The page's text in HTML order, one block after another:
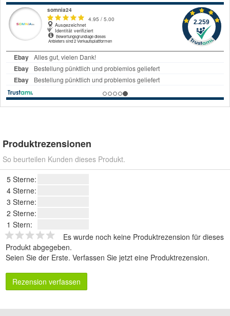
Produktrezensionen
So beurteilen Kunden dieses Produkt.
5 Sterne:
4 Sterne:
3 Sterne:
2 Sterne:
1 Stern:
Es wurde noch keine Produktrezension für dieses
Produkt abgegeben.
Seien Sie der Erste. Verfassen Sie jetzt eine Produktrezension.
Rezension verfassen